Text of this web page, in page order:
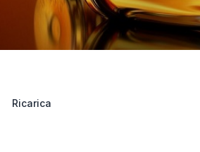
Ricarica